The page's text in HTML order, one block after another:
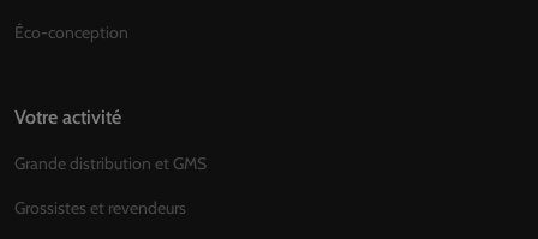
Éco-conception
Votre activité
Grande distribution et GMS
Grossistes et revendeurs